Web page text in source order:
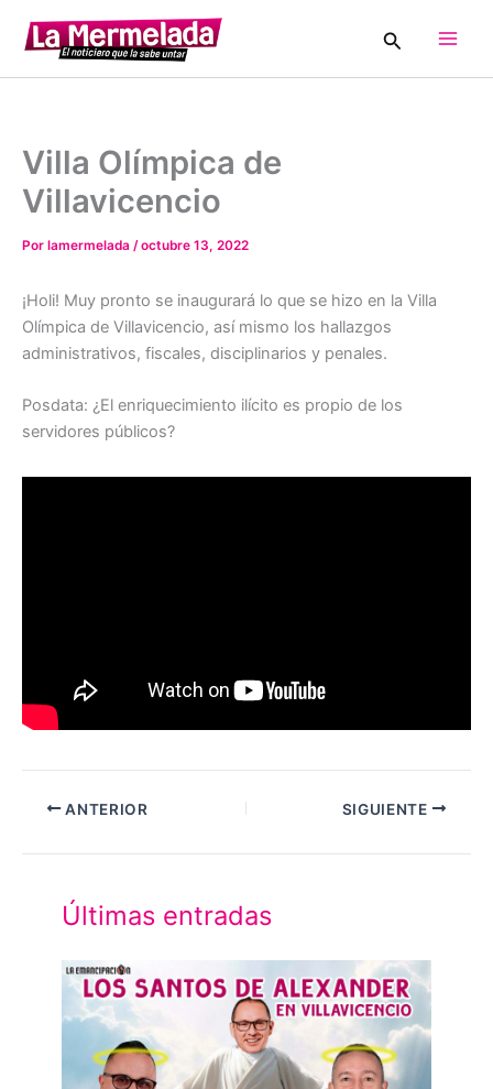
contenido
Buscar
Villa Olímpica de
Villavicencio
Por lamermelada /octubre 13, 2022
¡Holi! Muy pronto se inaugurará lo que se hizo en la Villa
Olímpica de Villavicencio, así mismo los hallazgos
administrativos, fiscales, disciplinarios y penales.
Posdata: ¿El enriquecimiento ilícito es propio de los
servidores públicos?
ANTERIOR SIGUIENTE
Últimas entradas